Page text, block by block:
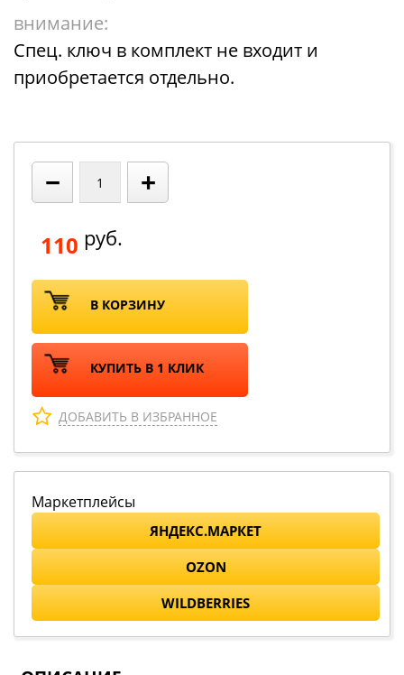
внимание:
Спец. ключ в комплект не входит и
приобретается отдельно.
− +
110 руб.
В КОРЗИНУ
КУПИТЬ В 1 КЛИК
ДОБАВИТЬ В ИЗБРАННОЕ
Маркетплейсы
ЯНДЕКС.МАРКЕТ
OZON
WILDBERRIES